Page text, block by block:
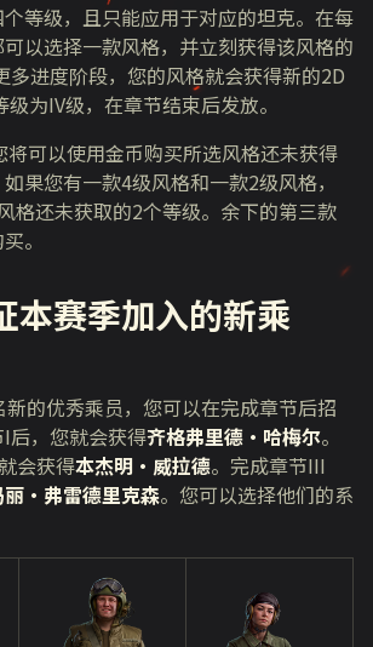
等级，且只能应用于对应的坦克。在每
以选择一款风格，并立刻获得该风格的
多进度阶段，您的风格就会获得新的2D
为IV级，在章节结束后发放。
将可以使用金币购买所选风格还未获得
果您有一款4级风格和一款2级风格，
格还未获取的2个等级。余下的第三款
。
本赛季加入的新乘
新的优秀乘员，您可以在完成章节后招
I后，您就会获得齐格弗里德·哈梅尔。
会获得本杰明·威拉德。完成章节III
丽·弗雷德里克森。您可以选择他们的系